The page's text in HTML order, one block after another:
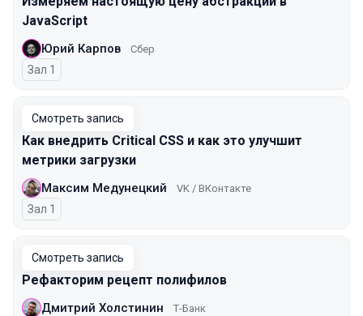
JavaScript
Юрий Карпов Сбер
Зал 1
Смотреть запись
Как внедрить Critical CSS и как это улучшит
метрики загрузки
Максим Медунецкий VK / ВКонтакте
Зал 1
Смотреть запись
Рефакторим рецепт полифилов
Дмитрий Холстинин Т-Банк